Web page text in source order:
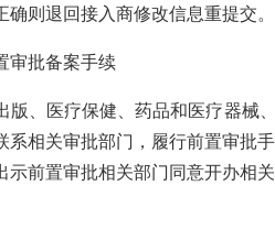
则退回接入商修改信息重提交。
审批备案手续
版、医疗保健、药品和医疗器械
系相关审批部门，履行前置审批
示前置审批相关部门同意开办相